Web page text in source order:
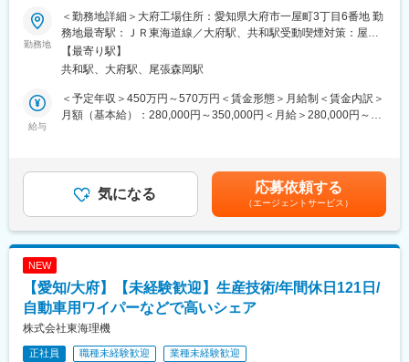
第2商品センター／グループリーダー1名-正社員スタッフ6名
その他、商品センター合計で約400名のパート・アルバイトスタ
ッフがいます
■勤務時間補足：
シフトパターンは下記になります。
1）7:45～17:00（休憩75分／実働8時間）朝当番
■出向先について：
・企業名：ネットオフ株式会社
リユース事業
私たちは「ビジネスの力で社会課題を解決する」を使命とし、本
業のビジネスの中に社会貢献の仕組みを取り入れるというビジネ
スモデルの構築を目指している、とてもユニークで志の高い企業
■業務概要：
電力会社・JR・私鉄・発電事業者等への配電用高電圧機器の調達
部材・部品の仕様取り纏め、品質保証・維持管理に関する業務を
担います。取引先に対しての品質管理体制の調査および指導のた
め出張（国内・海外）も有ります。
■業務詳細：
た部品を当社でアッセンブリし、納入。多品種少量生産（顧客に
応じてすべて対応する為1000種以上）にて顧客要求にお応えして
います。
社内関係部署・社外取引先との関わりを持つ仕事をすることがで
きます。比較的裁量権の大きい仕事を任されるため、自ら考え行
動することで自身の成長につながります。
■商材の特徴：
勤務地
＜勤務地詳細＞大府工場住所：愛知県大府市一屋町3丁目6番地 勤
務地最寄駅：ＪＲ東海道線／大府駅、共和駅受動喫煙対策：屋内
全面禁煙変更の範囲：会社の定める事業所
【最寄り駅】
共和駅、大府駅、尾張森岡駅
給与
＜予定年収＞450万円～570万円＜賃金形態＞月給制＜賃金内訳＞
月額（基本給）：280,000円～350,000円＜月給＞280,000円～
くまでも目安の金額であり、選考を通じて上下する可能性があり
ます。月給(月額)は固定手当を含めた表記です。
気になる 応募依頼する
（エージェントサービス）
NEW
【愛知/大府】【未経験歓迎】生産技術/年間休日121日/
自動車用ワイパーなどで高いシェア
株式会社東海理機
正社員 職種未経験歓迎 業種未経験歓迎